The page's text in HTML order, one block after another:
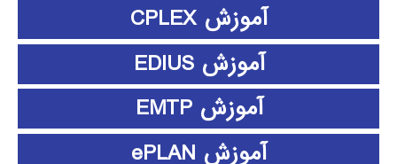
آموزش CPLEX
آموزش EDIUS
آموزش EMTP
آموزش ePLAN